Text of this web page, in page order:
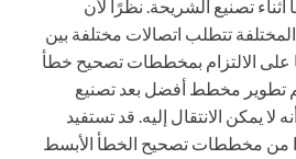
أثناء تصنيع الشريحة. نظرًا لأن
تتطلب اتصالات مختلفة بين
على الالتزام بمخططات تصحيح خطأ
تم تطوير مخطط أفضل بعد تصنيع
يمكن الانتقال إليه. قد تستفيد
من مخططات تصحيح الخطأ الأبسط